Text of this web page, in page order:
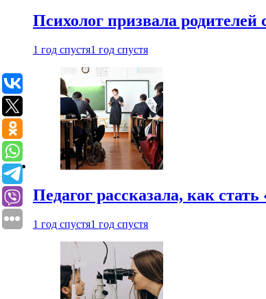
Психолог призвала родителей
1 год спустя1 год спустя
Педагог рассказала, как
1 год спустя1 год спустя